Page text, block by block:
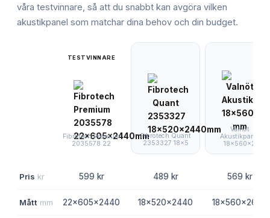
våra testvinnare, så att du snabbt kan avgöra vilken
akustikpanel som matchar dina behov och din budget.
TESTVINNARE
Fibrotech Premium
2035578 22
Fibrotech Quant
2353327 18x5
Valnöt
Akustikpanel
18x560x2
Pris kr 599 kr 489 kr 569 kr
Mått mm 22x605x2440 18x520x2440 18x560x2600